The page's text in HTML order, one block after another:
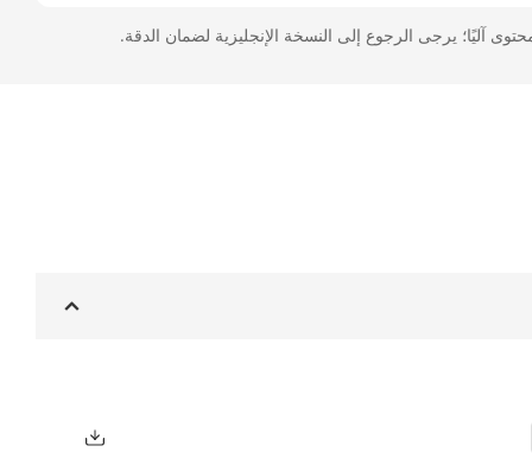
آليًا؛ يرجى الرجوع إلى النسخة الإنجليزية لضمان الدقة.